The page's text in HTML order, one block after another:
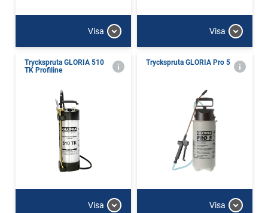
Visa Visa
Tryckspruta GLORIA 510
TK Profiline
Visa
Tryckspruta GLORIA Pro 5
Visa